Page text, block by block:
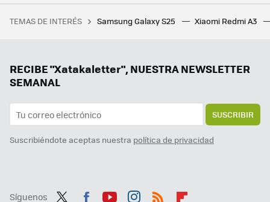
Cómo conseguir puntos de gremio ilimitados en Monster Hunter Wilds. La divisa clave para el contenido 'endgame'
TEMAS DE INTERÉS Samsung Galaxy S25 Xiaomi Redmi A3
RECIBE "Xatakaletter", NUESTRA NEWSLETTER
SEMANAL
SUSCRIBIR
Suscribiéndote aceptas nuestra política de privacidad
Síguenos